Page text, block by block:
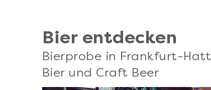
Bier entdecken
Bierprobe in Frankfurt-
Bier und Craft Beer